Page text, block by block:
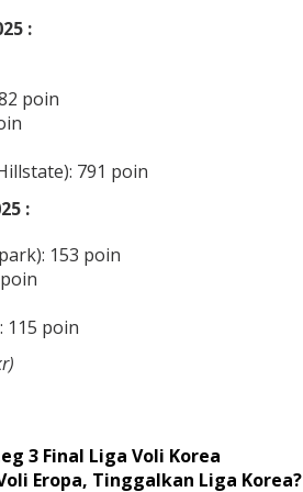
:
poin
791 poin
:
153 poin
115 poin
3 Final Liga Voli Korea
Eropa, Tinggalkan Liga Korea?